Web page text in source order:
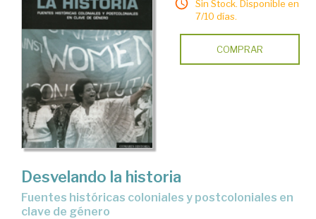
Sin Stock. Disponible en
7/10 días.
COMPRAR
Desvelando la historia
fuentes históricas coloniales y postcoloniales en
clave de género